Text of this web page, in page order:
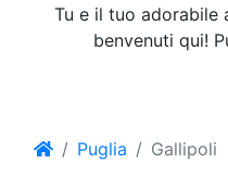
Tu e il tuo adorabile
benvenuti qui!
Puglia Gallipoli